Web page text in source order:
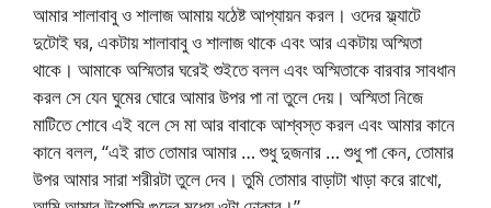
আমার শালাবাবু ও শালাজ আমায় যঠেষ্ট আপ্যায়ন করল। ওদের ফ্ল্যাটে
দুটোই ঘর, একটায় শালাবাবু ও শালাজ থাকে এবং আর একটায় অস্মিতা
থাকে। আমাকে অস্মিতার ঘরেই শুইতে বলল এবং অস্মিতাকে বারবার সাবধান
করল সে যেন ঘুমের ঘোরে আমার উপর পা না তুলে দেয়। অস্মিতা নিজে
মাটিতে শোবে এই বলে সে মা আর বাবাকে আশ্বস্ত করল এবং আমার কানে
কানে বলল, “এই রাত তোমার আমার … শুধু দুজনার … শুধু পা কেন, তোমার
উপর আমার সারা শরীরটা তুলে দেব। তুমি তোমার বাড়াটা খাড়া করে রাখো,